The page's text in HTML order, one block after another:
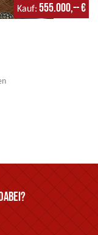
Kauf 555.000,-- €